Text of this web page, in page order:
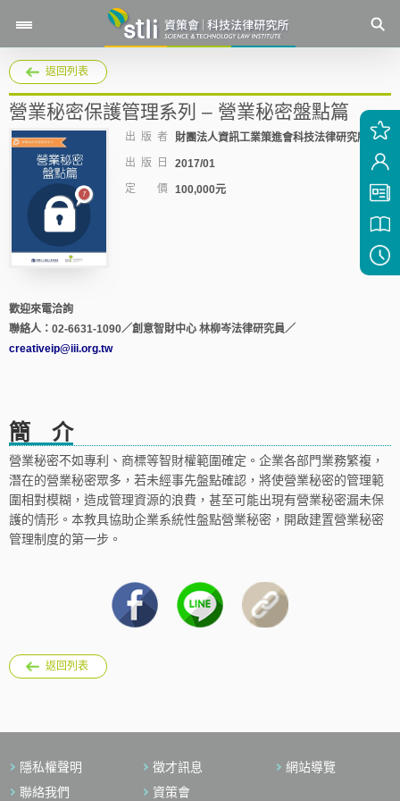
返回列表
營業秘密保護管理系列 – 營業秘密盤點篇
出 版 者 財團法人資訊工業策進會科技法律研究所
出 版 日
2017/01
定 價
100,000元
歡迎來電洽詢
聯絡人：02-6631-1090／創意智財中心 林柳岑法律研究員／
creativeip@iii.org.tw
簡 介
營業秘密不如專利、商標等智財權範圍確定。企業各部門業務繁複，
潛在的營業秘密眾多，若未經事先盤點確認，將使營業秘密的管理範
圍相對模糊，造成管理資源的浪費，甚至可能出現有營業秘密漏未保
護的情形。本教具協助企業系統性盤點營業秘密，開啟建置營業秘密
管理制度的第一步。
返回列表
隱私權聲明 徵才訊息
網站導覽
聯絡我們
資策會